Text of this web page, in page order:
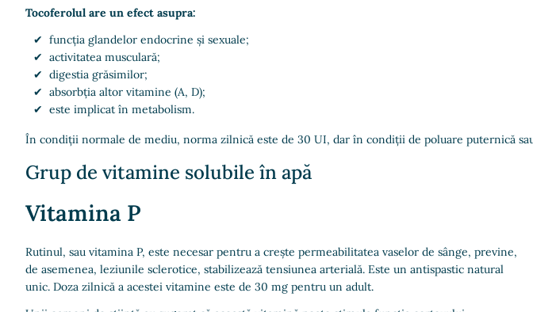
Tocoferolul are un efect asupra:
funcția glandelor endocrine și sexuale;
activitatea musculară;
digestia grăsimilor;
absorbția altor vitamine (A, D);
este implicat în metabolism.
În condiții normale de mediu, norma zilnică este de 30 UI, dar în condiții de poluare puternică
Grup de vitamine solubile în apă
Vitamina P
Rutinul, sau vitamina P, este necesar pentru a crește permeabilitatea vaselor de sânge, previne,
de asemenea, leziunile sclerotice, stabilizează tensiunea arterială. Este un antispastic natural
unic. Doza zilnică a acestei vitamine este de 30 mg pentru un adult.